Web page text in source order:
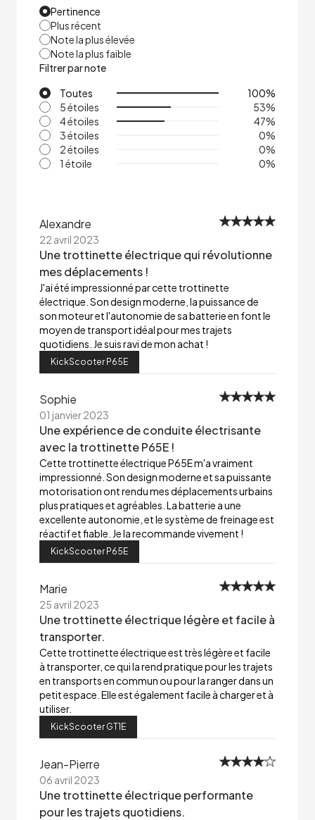
Pertinence
Plus récent
Note la plus élevée
Note la plus faible
Filtrer par note
Toutes
100%
5 étoiles
53%
4 étoiles
47%
3 étoiles
0%
2 étoiles
0%
1 étoile
0%
Alexandre
22 avril 2023
Une trottinette électrique qui révolutionne
mes déplacements !
J'ai été impressionné par cette trottinette
électrique. Son design moderne, la puissance de
son moteur et l'autonomie de sa batterie en font le
moyen de transport idéal pour mes trajets
quotidiens. Je suis ravi de mon achat !
KickScooter P65E
Sophie
01 janvier 2023
Une expérience de conduite électrisante
avec la trottinette P65E !
Cette trottinette électrique P65E m'a vraiment
impressionné. Son design moderne et sa puissante
motorisation ont rendu mes déplacements urbains
plus pratiques et agréables. La batterie a une
excellente autonomie, et le système de freinage est
réactif et fiable. Je la recommande vivement !
KickScooter P65E
Marie
25 avril 2023
Une trottinette électrique légère et facile à
transporter.
Cette trottinette électrique est très légère et facile
à transporter, ce qui la rend pratique pour les trajets
en transports en commun ou pour la ranger dans un
petit espace. Elle est également facile à charger et à
utiliser.
KickScooter GT1E
Jean-Pierre
06 avril 2023
Une trottinette électrique performante
pour les trajets quotidiens.